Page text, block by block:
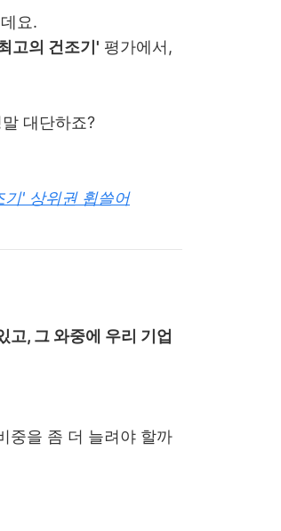
요.
고의 건조기' 평가에서,
대단하죠?
기' 상위권 휩쓸어
고, 그 와중에 우리 기업
중을 좀 더 늘려야 할까